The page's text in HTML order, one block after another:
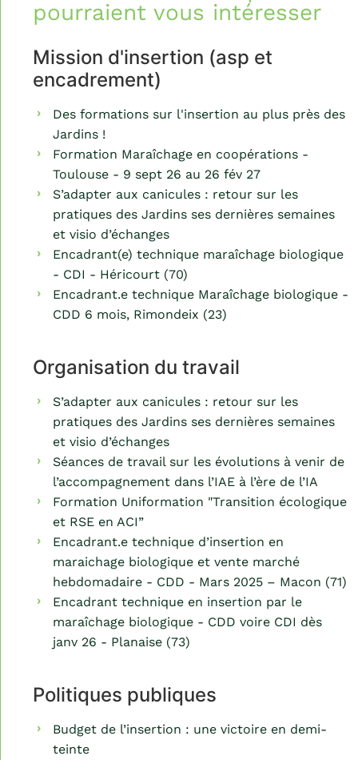
pourraient vous intéresser
Mission d'insertion (asp et
encadrement)
Des formations sur l'insertion au plus près des
Jardins !
Formation Maraîchage en coopérations -
Toulouse - 9 sept 26 au 26 fév 27
S’adapter aux canicules : retour sur les
pratiques des Jardins ses dernières semaines
et visio d’échanges
Encadrant(e) technique maraîchage biologique
- CDI - Héricourt (70)
Encadrant.e technique Maraîchage biologique -
CDD 6 mois, Rimondeix (23)
Organisation du travail
S’adapter aux canicules : retour sur les
pratiques des Jardins ses dernières semaines
et visio d’échanges
Séances de travail sur les évolutions à venir de
l’accompagnement dans l’IAE à l’ère de l’IA
Formation Uniformation "Transition écologique
et RSE en ACI”
Encadrant.e technique d’insertion en
maraichage biologique et vente marché
hebdomadaire - CDD - Mars 2025 – Macon (71)
Encadrant technique en insertion par le
maraîchage biologique - CDD voire CDI dès
janv 26 - Planaise (73)
Politiques publiques
Budget de l’insertion : une victoire en demi-
teinte